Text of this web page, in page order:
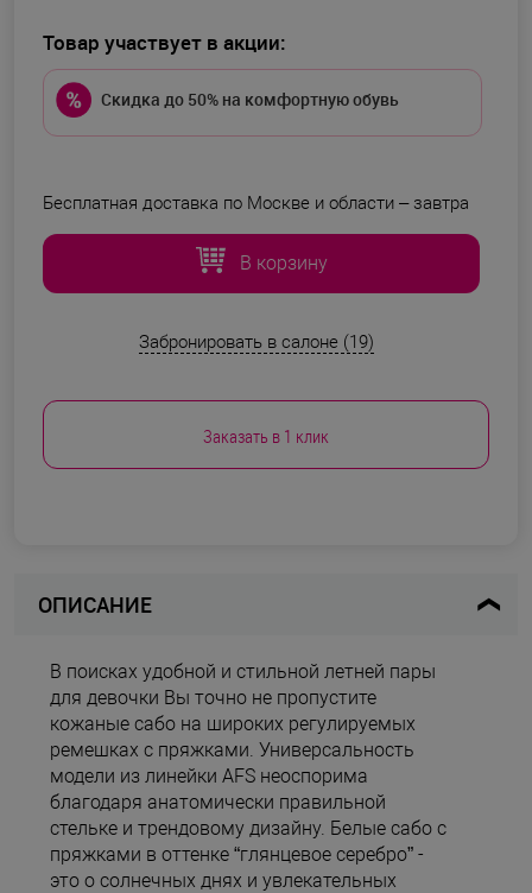
Товар участвует в акции:
Скидка до 50% на комфортную обувь
Бесплатная доставка по Москве и области – завтра
В корзину
Забронировать в салоне (19)
Заказать в 1 клик
ОПИСАНИЕ
В поисках удобной и стильной летней пары
для девочки Вы точно не пропустите
кожаные сабо на широких регулируемых
ремешках с пряжками. Универсальность
модели из линейки AFS неоспорима
благодаря анатомически правильной
стельке и трендовому дизайну. Белые сабо с
пряжками в оттенке “глянцевое серебро” -
это о солнечных днях и увлекательных